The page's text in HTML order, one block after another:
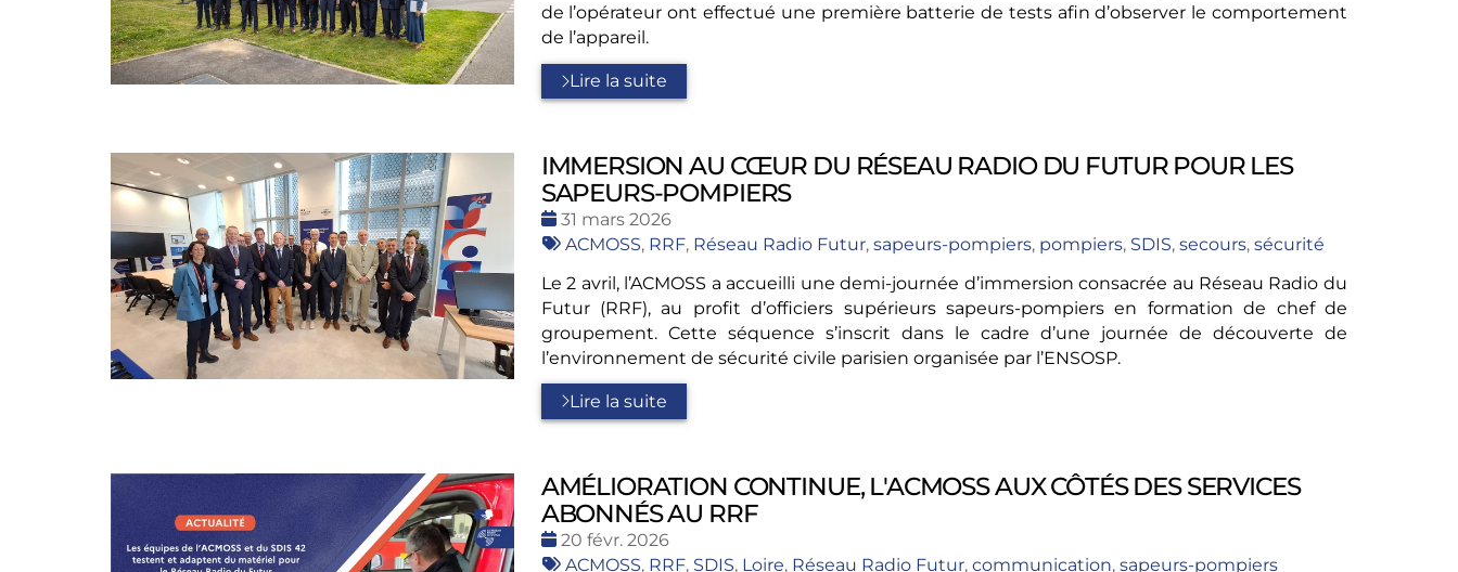
de l’opérateur ont effectué une première batterie de tests afin d’observer le comportement
de l’appareil.
Lire la suite
IMMERSION AU CŒUR DU RÉSEAU RADIO DU FUTUR POUR LES
SAPEURS-POMPIERS
Date
:
31 mars 2026
Tags
ACMOSS, RRF, Réseau Radio Futur, sapeurs-pompiers, pompiers, SDIS, secours, sécurité
Le 2 avril, l’ACMOSS a accueilli une demi-journée d’immersion consacrée au Réseau Radio du
Futur (RRF), au profit d’officiers supérieurs sapeurs-pompiers en formation de chef de
groupement. Cette séquence s’inscrit dans le cadre d’une journée de découverte de
l’environnement de sécurité civile parisien organisée par l’ENSOSP.
Lire la suite
AMÉLIORATION CONTINUE, L'ACMOSS AUX CÔTÉS DES SERVICES
ABONNÉS AU RRF
Date
:
20 févr. 2026
Tags
ACMOSS, RRF, SDIS, Loire, Réseau Radio Futur, communication, sapeurs-pompiers